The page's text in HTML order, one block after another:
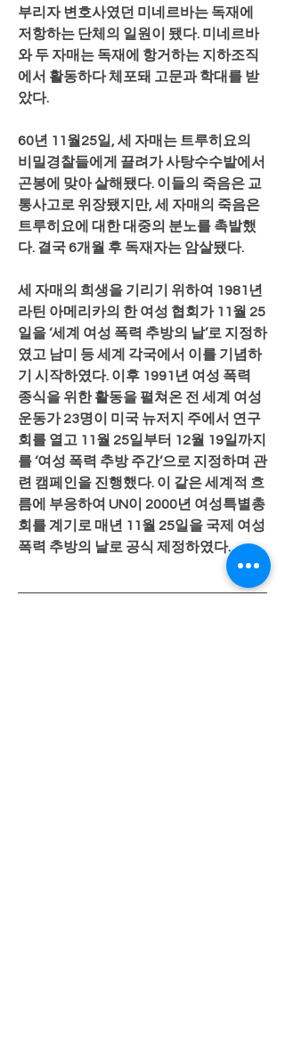
부리자 변호사였던 미네르바는 독재에
저항하는 단체의 일원이 됐다. 미네르바
와 두 자매는 독재에 항거하는 지하조직
에서 활동하다 체포돼 고문과 학대를 받
았다.
60년 11월25일, 세 자매는 트루히요의
비밀경찰들에게 끌려가 사탕수수밭에서
곤봉에 맞아 살해됐다. 이들의 죽음은 교
통사고로 위장됐지만, 세 자매의 죽음은
트루히요에 대한 대중의 분노를 촉발했
다. 결국 6개월 후 독재자는 암살됐다.
세 자매의 희생을 기리기 위하여 1981년
라틴 아메리카의 한 여성 협회가 11월 25
일을 ‘세계 여성 폭력 추방의 날’로 지정하
였고 남미 등 세계 각국에서 이를 기념하
기 시작하였다. 이후 1991년 여성 폭력
종식을 위한 활동을 펼쳐온 전 세계 여성
운동가 23명이 미국 뉴저지 주에서 연구
회를 열고 11월 25일부터 12월 19일까지
를 ‘여성 폭력 추방 주간’으로 지정하며 관
련 캠페인을 진행했다. 이 같은 세계적 흐
름에 부응하여 UN이 2000년 여성특별총
회를 계기로 매년 11월 25일을 국제 여성
폭력 추방의 날로 공식 제정하였다.